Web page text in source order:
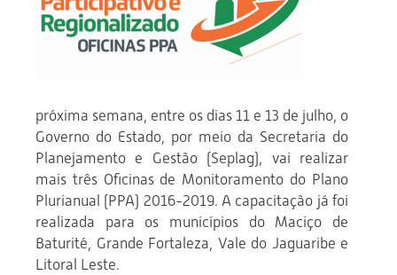
próxima semana, entre os dias 11 e 13 de julho, o
Governo do Estado, por meio da Secretaria do
Planejamento e Gestão (Seplag), vai realizar
mais três Oficinas de Monitoramento do Plano
Plurianual (PPA) 2016-2019. A capacitação já foi
realizada para os municípios do Maciço de
Baturité, Grande Fortaleza, Vale do Jaguaribe e
Litoral Leste.